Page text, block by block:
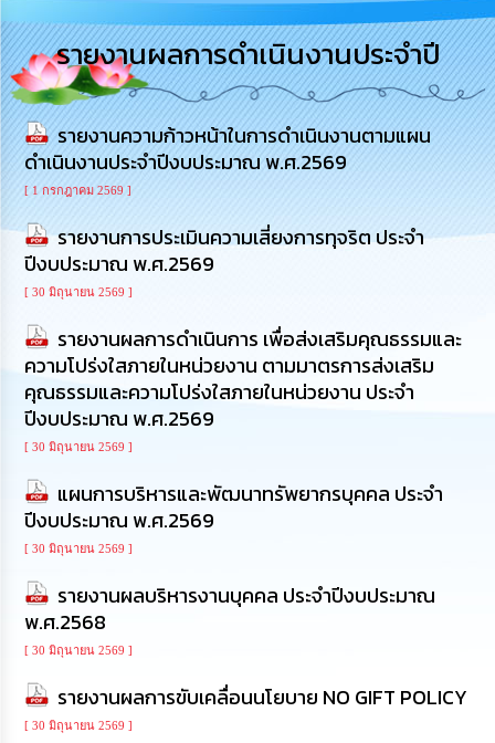
การ
บริหาร
งาน
การ
ส่ง
เสริม
ความ
โปร่งใส
การ
จัด
จัด
จ้าง
การ
เงิน
การ
คลัง
นโยบาย
No
Policy
การ
ดำเนิน
การ
เพื่อ
ป้องกัน
รายงานผลการดำเนินงานประจำปี
รายงานความก้าวหน้าในการดำเนินงานตามแผน
ดำเนินงานประจำปีงบประมาณ พ.ศ.2569
[ 1 กรกฎาคม 2569 ]
รายงานการประเมินความเสี่ยงการทุจริต ประจำ
ปีงบประมาณ พ.ศ.2569
[ 30 มิถุนายน 2569 ]
รายงานผลการดำเนินการ เพื่อส่งเสริมคุณธรรมและ
ความโปร่งใสภายในหน่วยงาน ตามมาตรการส่งเสริม
คุณธรรมและความโปร่งใสภายในหน่วยงาน ประจำ
ปีงบประมาณ พ.ศ.2569
[ 30 มิถุนายน 2569 ]
แผนการบริหารและพัฒนาทรัพยากรบุคคล ประจำ
ปีงบประมาณ พ.ศ.2569
[ 30 มิถุนายน 2569 ]
รายงานผลบริหารงานบุคคล ประจำปีงบประมาณ
พ.ศ.2568
[ 30 มิถุนายน 2569 ]
รายงานผลการขับเคลื่อนนโยบาย NO GIFT POLICY
[ 30 มิถุนายน 2569 ]